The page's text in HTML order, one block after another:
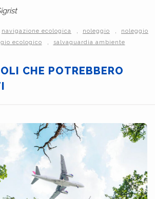
navigazione ecologica noleggio
noleggio
ecologico salvaguardia ambiente
CHE POTREBBERO